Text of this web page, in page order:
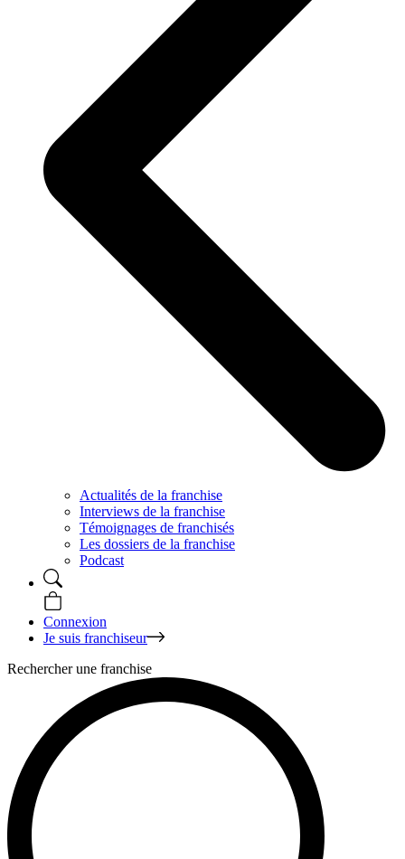
Actualités de la franchise
Interviews de la franchise
Témoignages de franchisés
Les dossiers de la franchise
Podcast
Connexion
Je suis franchiseur
Rechercher une franchise